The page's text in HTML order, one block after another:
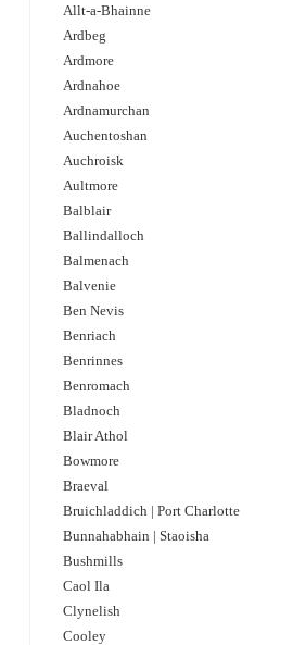
Allt-a-Bhainne
Ardbeg
Ardmore
Ardnahoe
Ardnamurchan
Auchentoshan
Auchroisk
Aultmore
Balblair
Ballindalloch
Balmenach
Balvenie
Ben Nevis
Benriach
Benrinnes
Benromach
Bladnoch
Blair Athol
Bowmore
Braeval
Bruichladdich | Port Charlotte
Bunnahabhain | Staoisha
Bushmills
Caol Ila
Clynelish
Cooley